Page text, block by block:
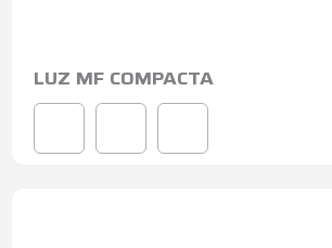
LUZ MF COMPACTA